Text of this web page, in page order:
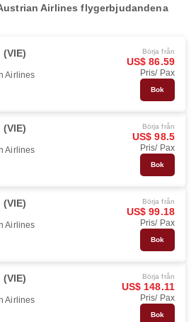
Airlines flygerbjudandena
Airlines
Börja från
US$ 86.59
Pris/ Pax
Bok
Airlines
Börja från
US$ 98.5
Pris/ Pax
Bok
Airlines
Börja från
US$ 99.18
Pris/ Pax
Bok
Airlines
Börja från
US$ 148.11
Pris/ Pax
Bok